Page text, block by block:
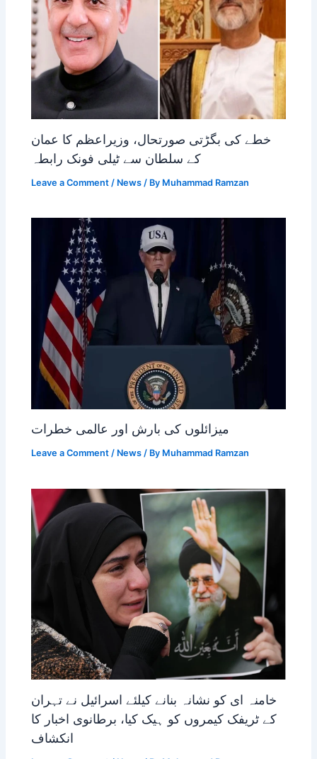
خطے کی بگڑتی صورتحال، وزیراعظم کا عمان
کے سلطان سے ٹیلی فونک رابطہ
Leave a Comment / News / By Muhammad Ramzan
میزائلوں کی بارش اور عالمی خطرات
Leave a Comment / News / By Muhammad Ramzan
خامنہ ای کو نشانہ بنانے کیلئے اسرائیل نے تہران
کے ٹریفک کیمروں کو ہیک کیا، برطانوی اخبار کا
انکشاف